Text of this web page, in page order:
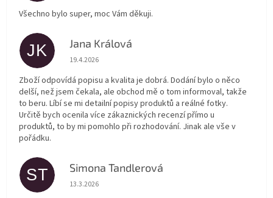
Všechno bylo super, moc Vám děkuji.
JK Jana Králová
Hodnocení obchodu je 5 z 5 hvězdiček.
19.4.2026
Zboží odpovídá popisu a kvalita je dobrá. Dodání bylo o něco
delší, než jsem čekala, ale obchod mě o tom informoval, takže
to beru. Líbí se mi detailní popisy produktů a reálné fotky.
Určitě bych ocenila více zákaznických recenzí přímo u
produktů, to by mi pomohlo při rozhodování. Jinak ale vše v
pořádku.
ST Simona Tandlerová
Hodnocení obchodu je 5 z 5 hvězdiček.
13.3.2026